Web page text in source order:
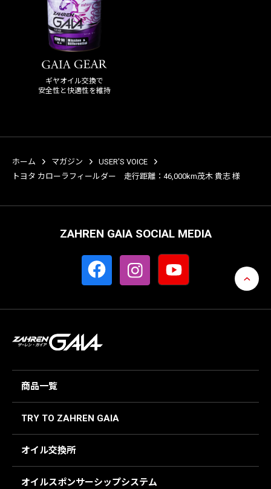
ギヤオイル交換で
安全性と快適性を維持
ホーム マガジン
USER'S VOICE
トヨタ カローラフィールダー 走行距離：46,000km茂木 貴志 様
ZAHREN GAIA SOCIAL MEDIA
商品一覧
TRY TO ZAHREN GAIA
オイル交換所
オイルスポンサーシップシステム